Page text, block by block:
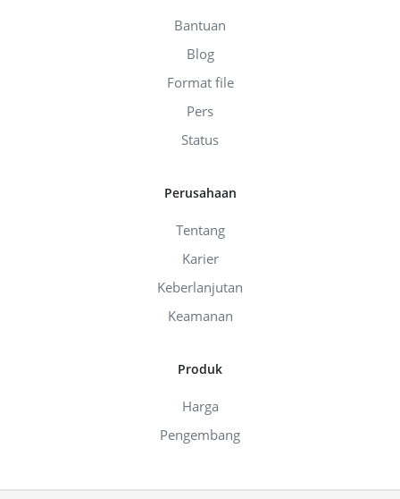
Bantuan
Blog
Format file
Pers
Status
Perusahaan
Tentang
Karier
Keberlanjutan
Keamanan
Produk
Harga
Pengembang